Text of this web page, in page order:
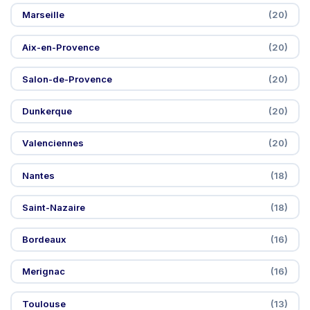
Marseille (20)
Aix-en-Provence (20)
Salon-de-Provence (20)
Dunkerque (20)
Valenciennes (20)
Nantes (18)
Saint-Nazaire (18)
Bordeaux (16)
Merignac (16)
Toulouse (13)